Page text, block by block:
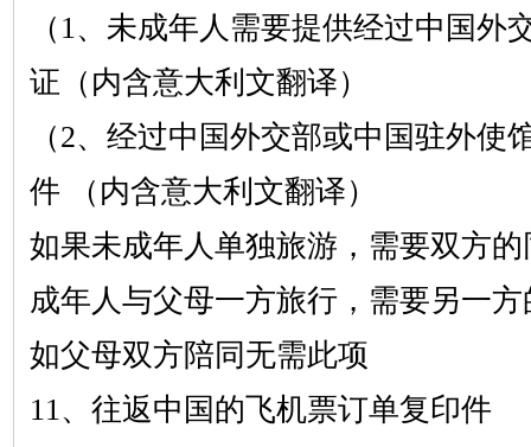
（ 1、未成年人需要提供经过中国外
证（内含意大利文翻译）
（2、经过中国外交部或中国驻外使
件
（内含意大利文翻译）
如果未成年人单独旅游，需要双方
成年人与父母一方旅行，需要另一
如父母双方陪同无需此项
11、往返中国的飞机票订单复印件